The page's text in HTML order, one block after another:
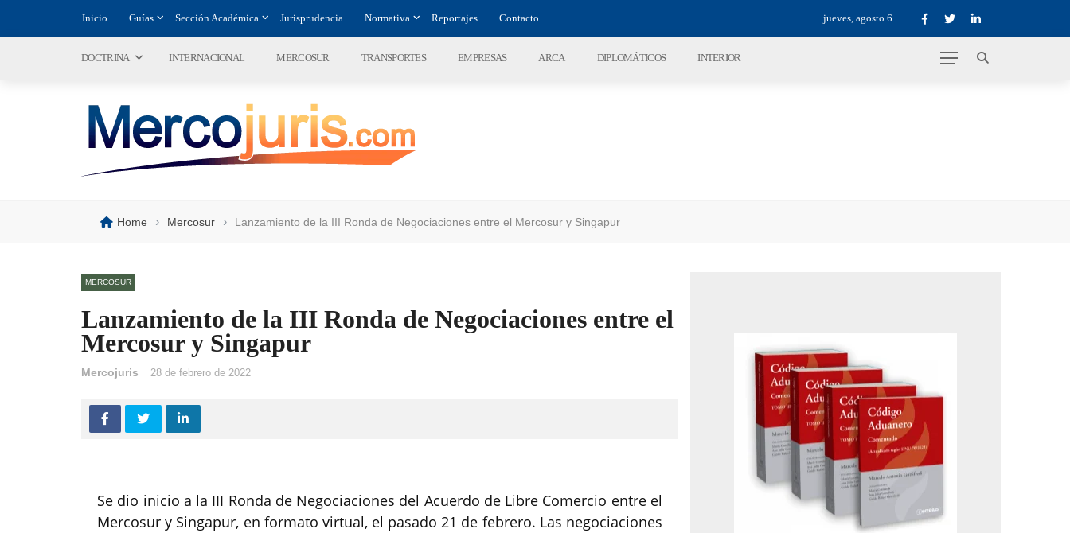
Inicio Guías Sección Académica Jurisprudencia Normativa Reportajes Contacto jueves, agosto 6
DOCTRINA INTERNACIONAL MERCOSUR TRANSPORTES EMPRESAS ARCA DIPLOMÁTICOS INTERIOR
Home › Mercosur › Lanzamiento de la III Ronda de Negociaciones entre el Mercosur y Singapur
MERCOSUR
Lanzamiento de la III Ronda de Negociaciones entre el
Mercosur y Singapur
Mercojuris 28 de febrero de 2022
Se dio inicio a la III Ronda de Negociaciones del Acuerdo de Libre Comercio entre el
Mercosur y Singapur, en formato virtual, el pasado 21 de febrero. Las negociaciones